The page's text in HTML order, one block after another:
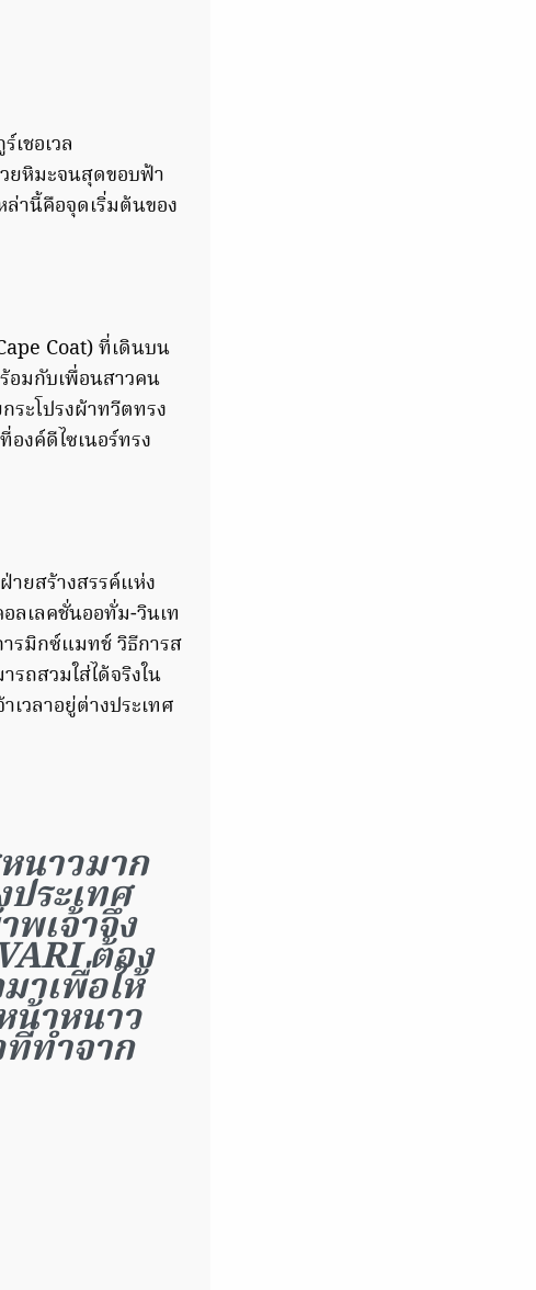
ชอเวล
ยหิมะจนสุดขอบฟ้า
ล่านี้คือจุดเริ่มต้นของ
Coat) ที่เดินบน
อมกับเพื่อนสาวคน
ระโปรงผ้าทวีตทรง
งค์ดีไซเนอร์ทรง
ายสร้างสรรค์แห่ง
ลเลคชั่นออทั่ม-วินเท
ารมิกซ์แมทช์ วิธีการส
รถสวมใส่ได้จริงใน
เวลาอยู่ต่างประเทศ
นาวมาก
ระเทศ
พเจ้าจึง
ต้อง
าเพื่อให้
น้าหนาว
ทำจาก